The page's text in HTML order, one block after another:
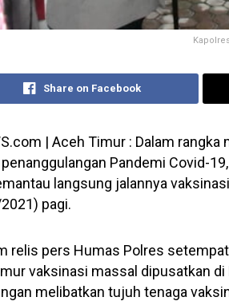
Share on Facebook
| Aceh Timur : Dalam
Pandemi Covid-
langsung jalannya
pagi.
relis pers Humas Polres
vaksinasi massal dipusatkan
melibatkan tujuh tenaga